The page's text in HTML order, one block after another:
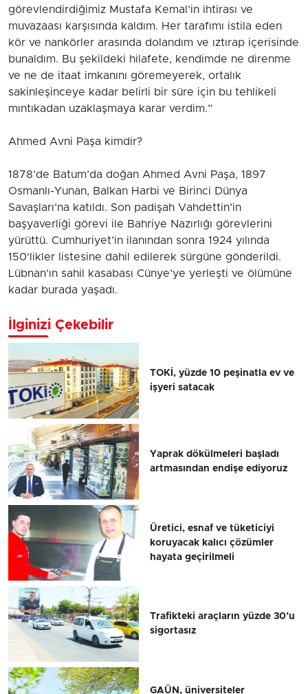
görevlendirdiğimiz Mustafa Kemal’in ihtirası ve
muvazaası karşısında kaldım. Her tarafımı istila eden
kör ve nankörler arasında dolandım ve ıztırap içerisinde
bunaldım. Bu şekildeki hilafete, kendimde ne direnme
ve ne de itaat imkanını göremeyerek, ortalık
sakinleşinceye kadar belirli bir süre için bu tehlikeli
mıntıkadan uzaklaşmaya karar verdim.”
Ahmed Avni Paşa kimdir?
1878’de Batum’da doğan Ahmed Avni Paşa, 1897
Osmanlı-Yunan, Balkan Harbi ve Birinci Dünya
Savaşları’na katıldı. Son padişah Vahdettin’in
başyaverliği görevi ile Bahriye Nazırlığı görevlerini
yürüttü. Cumhuriyet’in ilanından sonra 1924 yılında
150‘likler listesine dahil edilerek sürgüne gönderildi.
Lübnan’ın sahil kasabası Cünye’ye yerleşti ve ölümüne
kadar burada yaşadı.
İlginizi Çekebilir
TOKİ, yüzde 10 peşinatla ev ve
işyeri satacak
Yaprak dökülmeleri başladı
artmasından endişe ediyoruz
Üretici, esnaf ve tüketiciyi
koruyacak kalıcı çözümler
hayata geçirilmeli
Trafikteki araçların yüzde 30’u
sigortasız
GAÜN, üniversiteler